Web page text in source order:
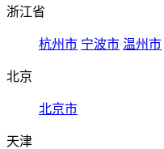
浙江省
杭州市 宁波市 温州市
北京
北京市
天津